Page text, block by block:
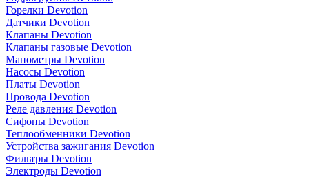
Горелки Devotion
Датчики Devotion
Клапаны Devotion
Клапаны газовые Devotion
Манометры Devotion
Насосы Devotion
Платы Devotion
Провода Devotion
Реле давления Devotion
Сифоны Devotion
Теплообменники Devotion
Устройства зажигания Devotion
Фильтры Devotion
Электроды Devotion